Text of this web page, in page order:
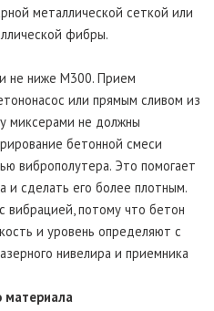
металлической сеткой или
фибры.
не ниже М300. Прием
или прямым сливом из
миксерами не должны
бетонной смеси
виброполутера. Это помогает
и сделать его более плотным.
вибрацией, потому что бетон
и уровень определяют с
нивелира и приемника
материала